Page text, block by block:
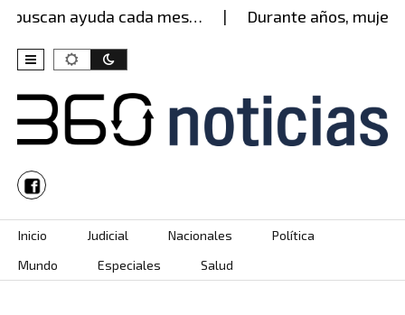
ayuda cada mes… Durante años, mujer
Skip to content
Inicio Judicial Nacionales
Política
Mundo
Especiales Salud